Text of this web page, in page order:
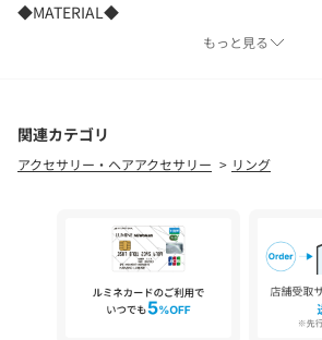
◆MATERIAL◆
シルバー925とは、純銀が92.5％含まれた素
【2.718】－ニーテンナナイチハチ－
シーンによってスタイリングに広がりを持
手にする方の様々な可能性を込めたアイテ
もっと見る
関連カテゴリ
アクセサリー・ヘアアクセサリー リング